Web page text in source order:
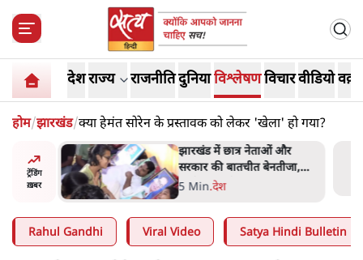
देशराज्य राजनीतिदुनियाविश्लेषणविचारवीडियो
होम/झारखंड/क्या हेमंत सोरेन के प्रस्तावक को लेकर 'खेला' हो गया?
ट्रेंडिंग
ख़बर
'Kya
चुनाव
झारखंड में छात्र नेताओं और
सरकार की बातचीत बेनतीजा,
आंदोलन जारी
5 Min.देश
Rahul Gandhi Viral Video Satya Hindi Bulletin